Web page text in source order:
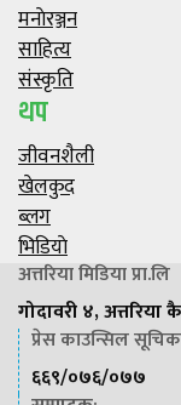
मनाेरञ्जन
साहित्य
संस्कृति
थप
जीवनशैली
खेलकुद
ब्लग
भिडियाे
अत्तरिया मिडिया प्रा.लि
गोदावरी ४, अत्तरिया
प्रेस काउन्सिल
६६९/०७६/०७७